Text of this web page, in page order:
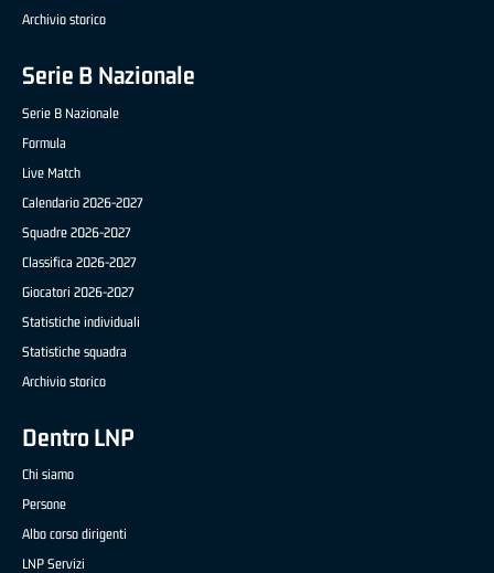
Archivio storico
Serie B Nazionale
Serie B Nazionale
Formula
Live Match
Calendario 2026-2027
Squadre 2026-2027
Classifica 2026-2027
Giocatori 2026-2027
Statistiche individuali
Statistiche squadra
Archivio storico
Dentro LNP
Chi siamo
Persone
Albo corso dirigenti
LNP Servizi